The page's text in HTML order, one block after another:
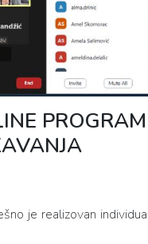
PROGRAM
je realizovan